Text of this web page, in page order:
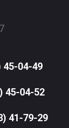
45-04-49
45-04-52
79-29